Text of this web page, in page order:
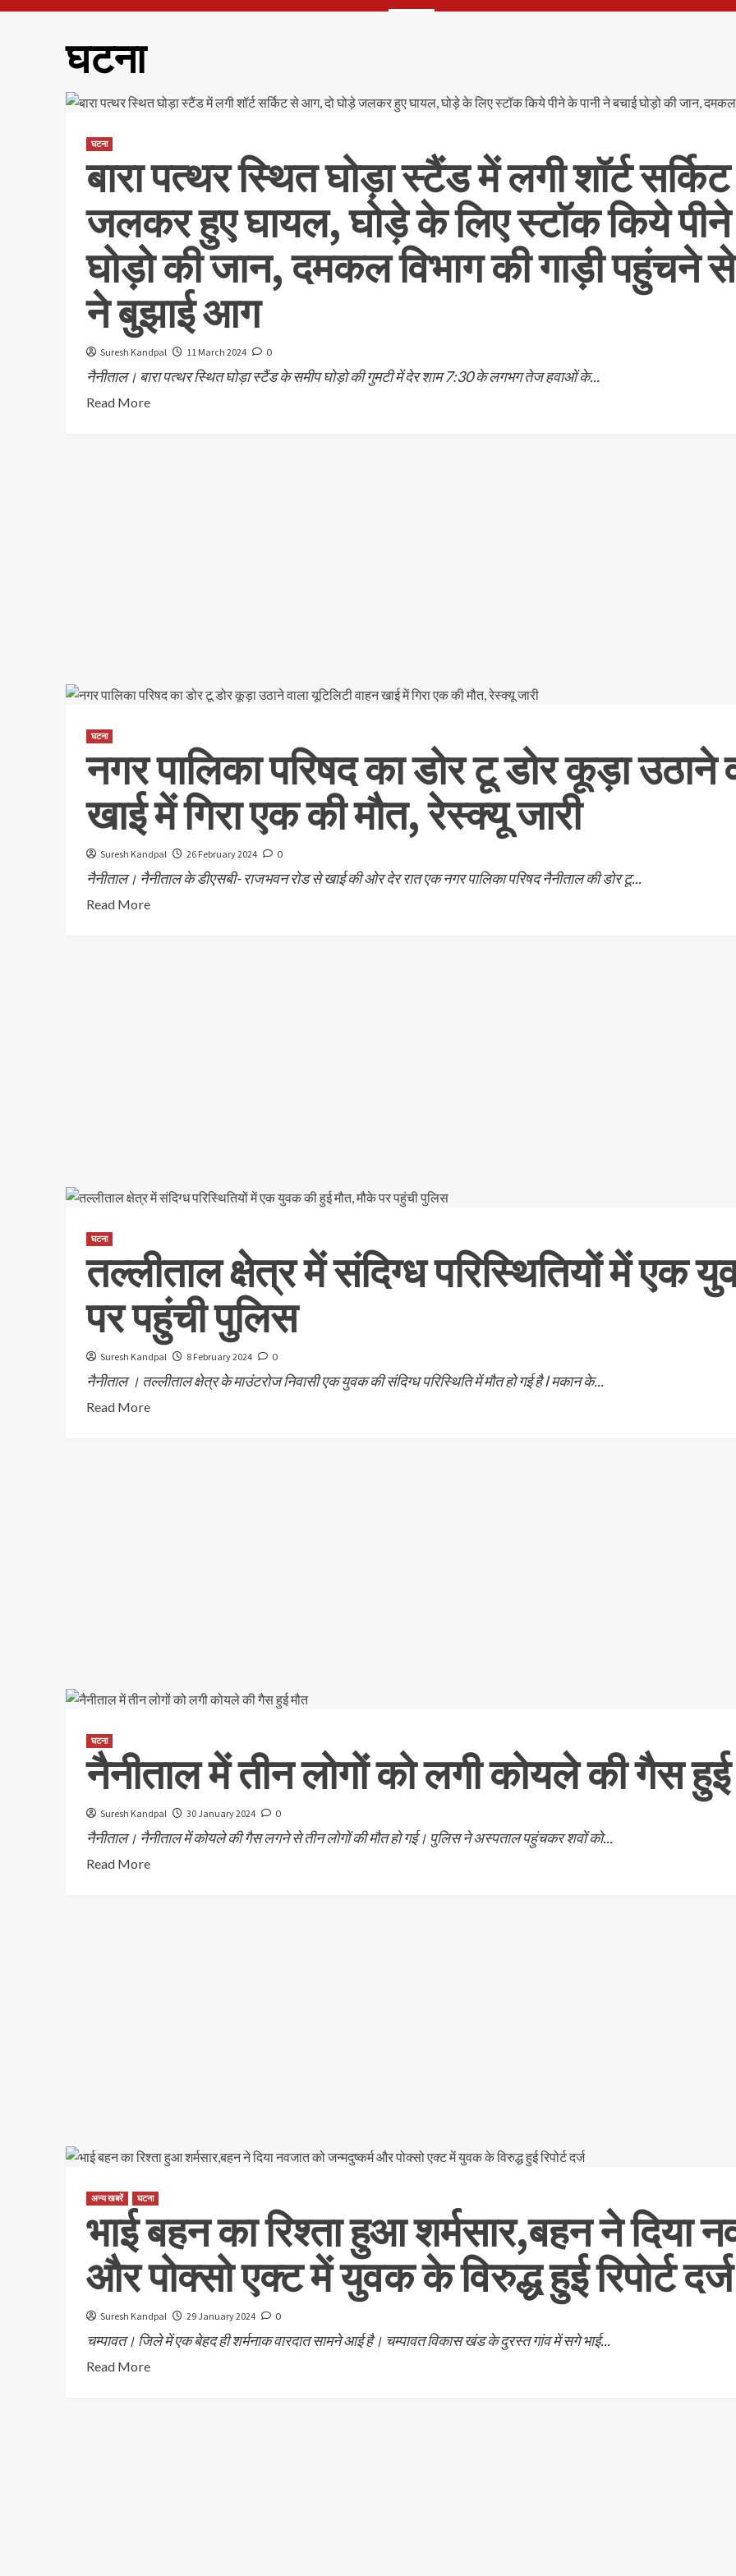
घटना
घटना
बारा पत्थर स्थित घोड़ा स्टैंड में लगी शॉर्ट
जलकर हुए घायल, घोड़े के लिए स्टॉक किये पीने
घोड़ो की जान, दमकल विभाग की गाड़ी पहुंचने
ने बुझाई आग
Suresh Kandpal 11 March 2024 0
नैनीताल। बारा पत्थर स्थित घोड़ा स्टैंड के समीप घोड़ो की गुमटी में देर शाम 7:30 के लगभग तेज हवाओं के...
Read More
घटना
नगर पालिका परिषद का डोर टू डोर कूड़ा उठाने
खाई में गिरा एक की मौत, रेस्क्यू जारी
Suresh Kandpal 26 February 2024 0
नैनीताल। नैनीताल के डीएसबी- राजभवन रोड से खाई की ओर देर रात एक नगर पालिका परिषद नैनीताल की डोर टू...
Read More
घटना
तल्लीताल क्षेत्र में संदिग्ध परिस्थितियों में एक
पर पहुंची पुलिस
Suresh Kandpal 8 February 2024 0
नैनीताल । तल्लीताल क्षेत्र के माउंटरोज निवासी एक युवक की संदिग्ध परिस्थिति में मौत हो गई है l मकान के...
Read More
घटना
नैनीताल में तीन लोगों को लगी कोयले की गैस हुई
Suresh Kandpal 30 January 2024 0
नैनीताल। नैनीताल में कोयले की गैस लगने से तीन लोगों की मौत हो गई। पुलिस ने अस्पताल पहुंचकर शवों को...
Read More
अन्य खबरें घटना
भाई बहन का रिश्ता हुआ शर्मसार,बहन ने दिया
और पोक्सो एक्ट में युवक के विरुद्ध हुई रिपोर्ट दर्ज
Suresh Kandpal 29 January 2024 0
चम्पावत। जिले में एक बेहद ही शर्मनाक वारदात सामने आई है। चम्पावत विकास खंड के दुरस्त गांव में सगे भाई...
Read More